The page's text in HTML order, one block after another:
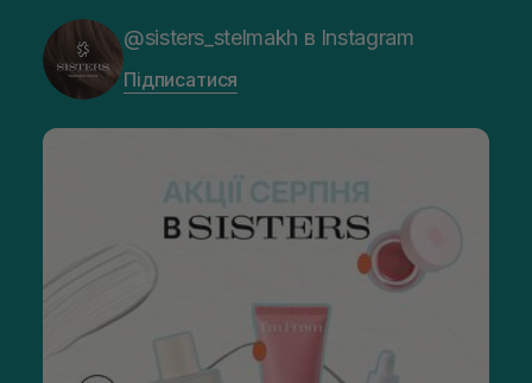
@sisters_stelmakh в Instagram
Підписатися